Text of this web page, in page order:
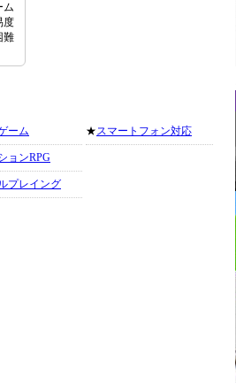
ム
度
難
ーム
ョンRPG
プレイング
★スマートフォン対応